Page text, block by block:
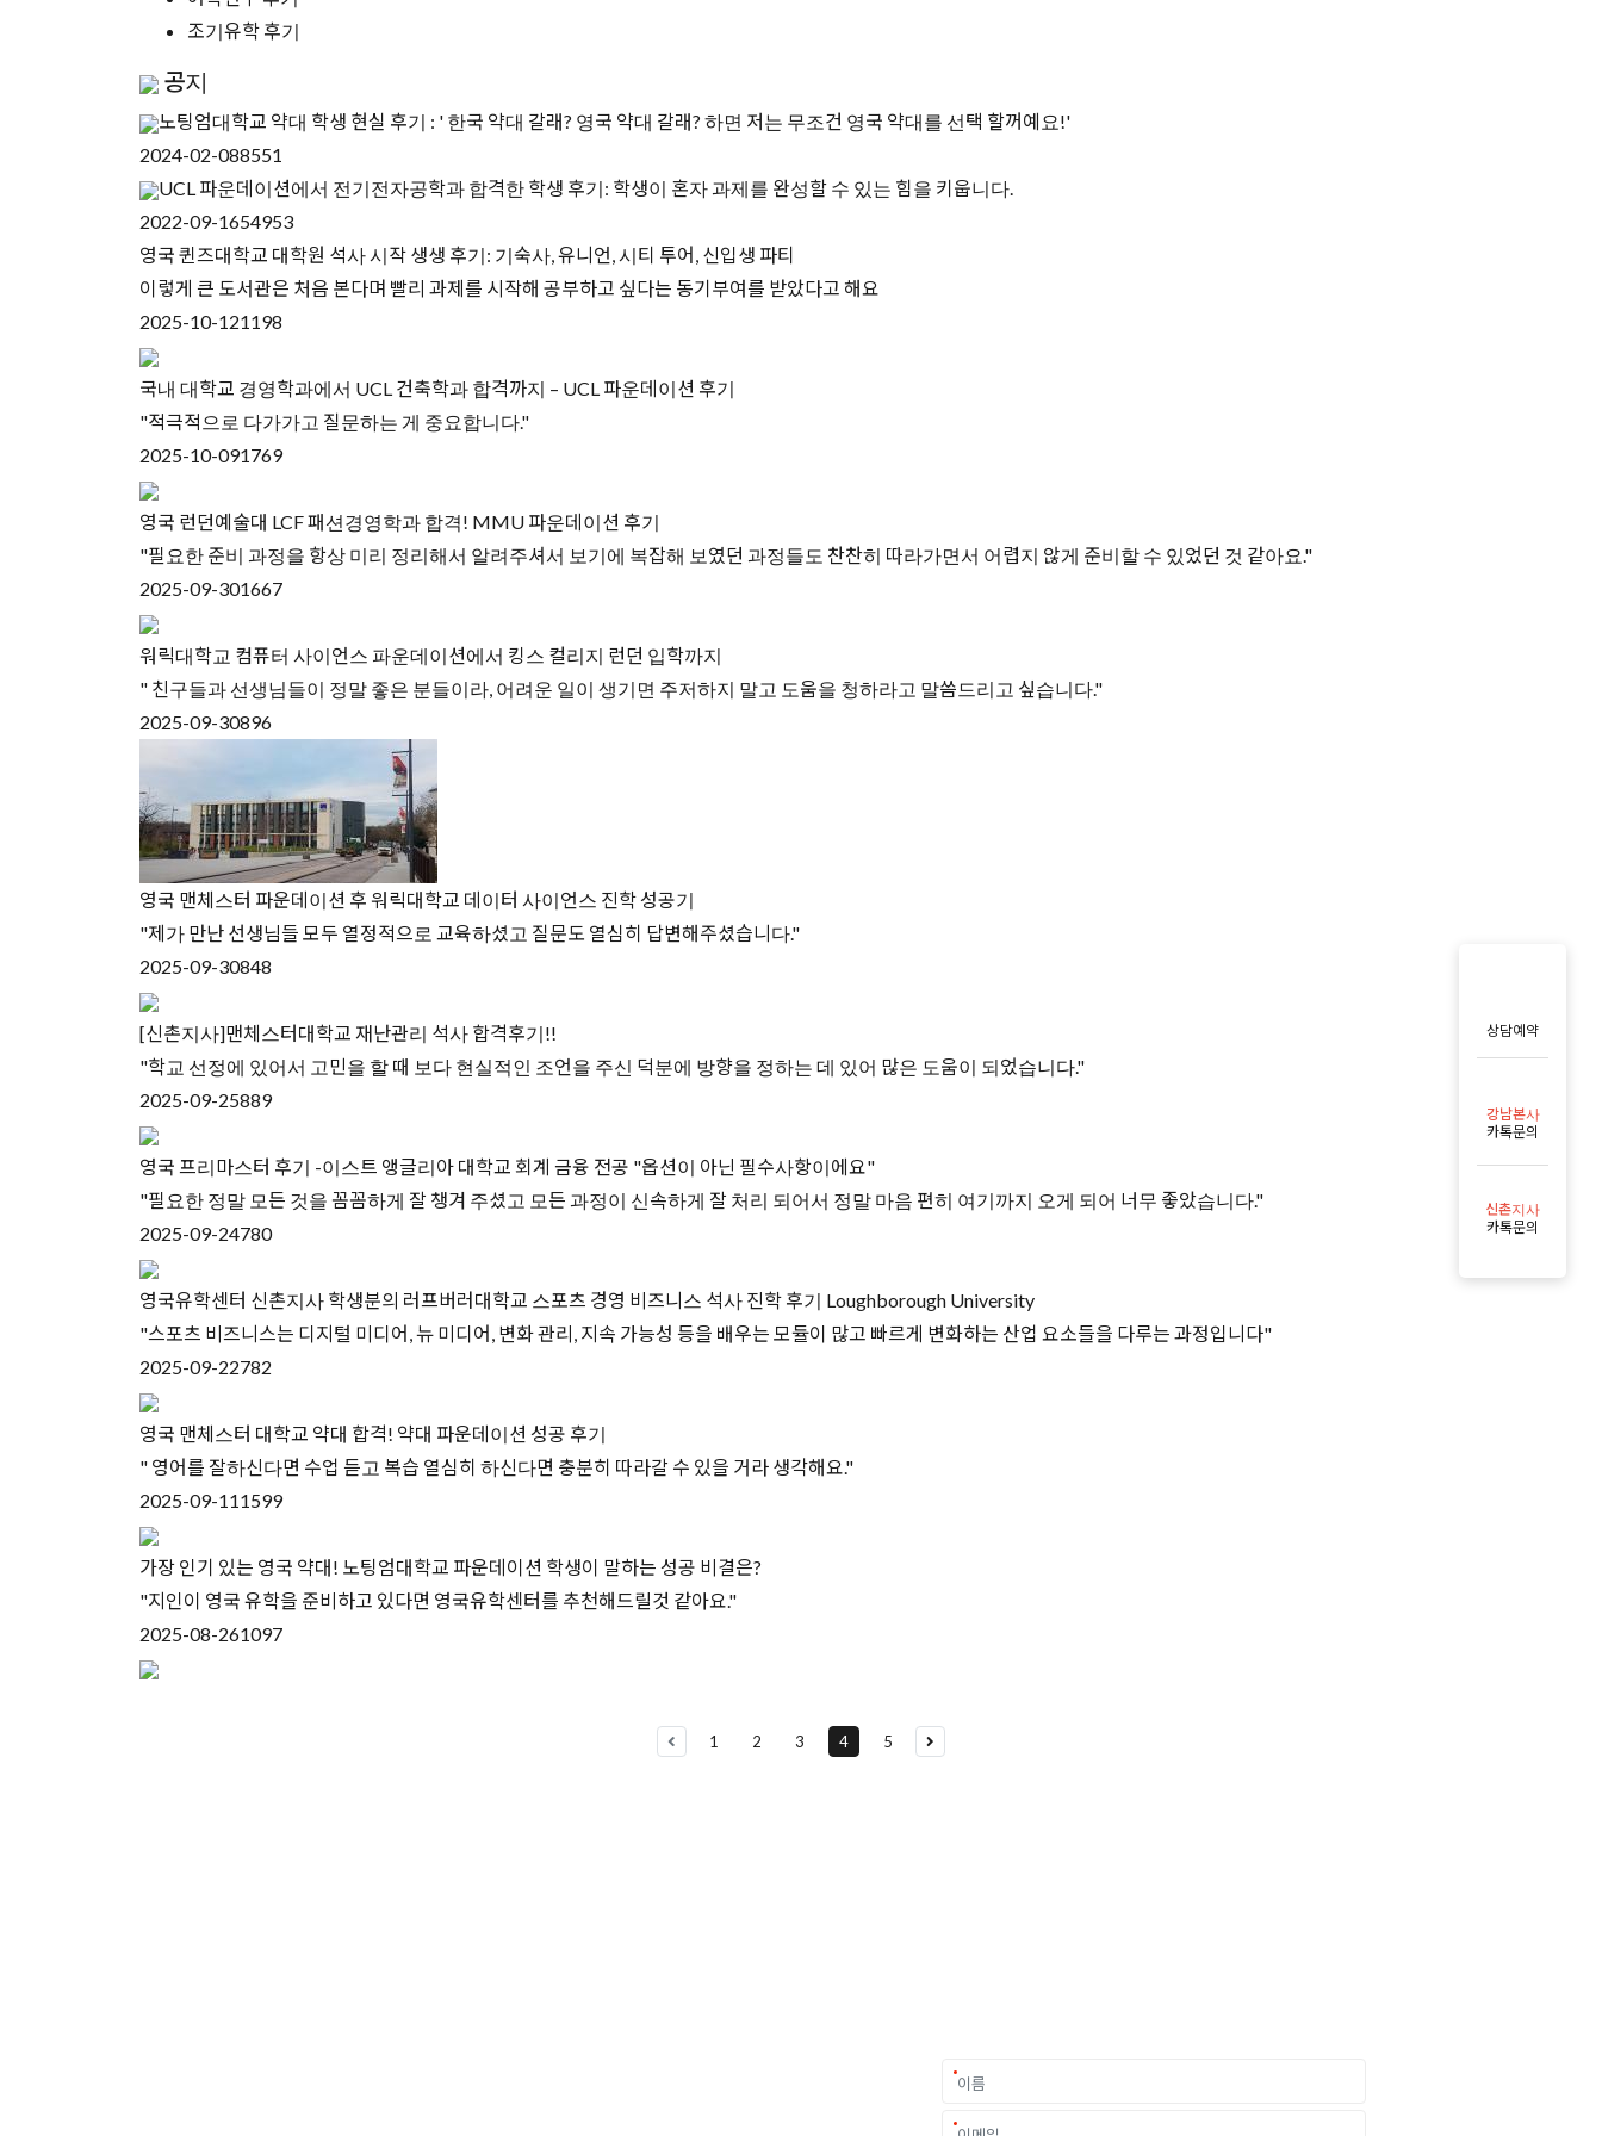
상담예약
강남본사
카톡문의
신촌지사
카톡문의
조기유학 후기
공지
노팅엄대학교 약대 학생 현실 후기 : ' 한국 약대 갈래? 영국 약대 갈래? 하면 저는 무조건 영국 약대를 선택 할꺼예요!'
2024-02-088551
UCL 파운데이션에서 전기전자공학과 합격한 학생 후기: 학생이 혼자 과제를 완성할 수 있는 힘을 키웁니다.
2022-09-1654953
영국 퀸즈대학교 대학원 석사 시작 생생 후기: 기숙사, 유니언, 시티 투어, 신입생 파티
이렇게 큰 도서관은 처음 본다며 빨리 과제를 시작해 공부하고 싶다는 동기부여를 받았다고 해요
2025-10-121198
국내 대학교 경영학과에서 UCL 건축학과 합격까지 – UCL 파운데이션 후기
"적극적으로 다가가고 질문하는 게 중요합니다."
2025-10-091769
영국 런던예술대 LCF 패션경영학과 합격! MMU 파운데이션 후기
"필요한 준비 과정을 항상 미리 정리해서 알려주셔서 보기에 복잡해 보였던 과정들도 찬찬히 따라가면서 어렵지 않게 준비할 수 있었던 것 같아요."
2025-09-301667
워릭대학교 컴퓨터 사이언스 파운데이션에서 킹스 컬리지 런던 입학까지
" 친구들과 선생님들이 정말 좋은 분들이라, 어려운 일이 생기면 주저하지 말고 도움을 청하라고 말씀드리고 싶습니다."
2025-09-30896
영국 맨체스터 파운데이션 후 워릭대학교 데이터 사이언스 진학 성공기
"제가 만난 선생님들 모두 열정적으로 교육하셨고 질문도 열심히 답변해주셨습니다."
2025-09-30848
[신촌지사]맨체스터대학교 재난관리 석사 합격후기!!
"학교 선정에 있어서 고민을 할 때 보다 현실적인 조언을 주신 덕분에 방향을 정하는 데 있어 많은 도움이 되었습니다."
2025-09-25889
영국 프리마스터 후기 -이스트 앵글리아 대학교 회계 금융 전공 "옵션이 아닌 필수사항이에요"
"필요한 정말 모든 것을 꼼꼼하게 잘 챙겨 주셨고 모든 과정이 신속하게 잘 처리 되어서 정말 마음 편히 여기까지 오게 되어 너무 좋았습니다."
2025-09-24780
영국유학센터 신촌지사 학생분의 러프버러대학교 스포츠 경영 비즈니스 석사 진학 후기 Loughborough University
"​스포츠 비즈니스는 디지털 미디어, 뉴 미디어, 변화 관리, 지속 가능성 등을 배우는 모듈이 많고 빠르게 변화하는 산업 요소들을 다루는 과정입니다"
2025-09-22782
영국 맨체스터 대학교 약대 합격! 약대 파운데이션 성공 후기
" 영어를 잘하신다면 수업 듣고 복습 열심히 하신다면 충분히 따라갈 수 있을 거라 생각해요."
2025-09-111599
가장 인기 있는 영국 약대! 노팅엄대학교 파운데이션 학생이 말하는 성공 비결은?
"지인이 영국 유학을 준비하고 있다면 영국유학센터를 추천해드릴것 같아요."
2025-08-261097
1 2 3 4 5